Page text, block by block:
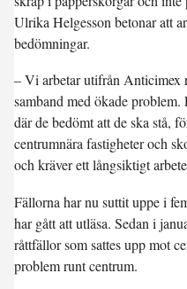
Ulrika Helgesson betonar att
bedömningar.
– Vi arbetar utifrån Anticimex
samband med ökade
där de bedömt att de ska stå,
centrumnära fastigheter och
och kräver ett långsiktigt
Fällorna har nu suttit uppe i
har gått att utläsa. Sedan i
råttfällor som sattes upp mot
problem runt centrum.